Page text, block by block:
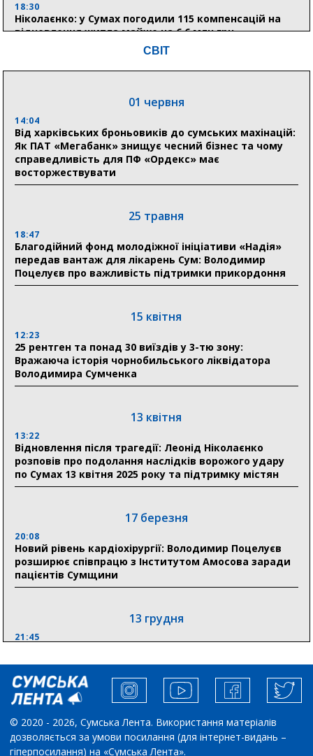
18:30
Ніколаєнко: у Сумах погодили 115 компенсацій на
відновлення житла майже на 6,6 млн грн
31 липня
До 19 400 гривень на паливо: Пенсійний фонд
Сумщини пояснив, як отримати допомогу на зиму
17:52
«Укрексімбанк» припиняє виплату пенсій: у
Пенсійному фонді Сумщини пояснили, що робити
людям
Артем Кобзар вручив родинам 20 полеглих Героїв
відзнаки «Почесного громадянина міста Суми»
30 липня
Сумська клінічна лікарня Святого Пантелеймона
18:33
Олексій Романько долучився до обговорення Плану
стійкості Сумщини з Прем’єр-міністром
Місто посилює міжнародну співпрацю: Суми
отримали 12 потужних станцій для Пунктів обігріву
29 липня
побутову техніку для комфорту пацієнтів
СВІТ
01 червня
14:04
Від харківських броньовиків до сумських махінацій:
Як ПАТ «Мегабанк» знищує чесний бізнес та чому
справедливість для ПФ «Ордекс» має
восторжествувати
25 травня
18:47
Благодійний фонд молодіжної ініціативи «Надія»
передав вантаж для лікарень Сум: Володимир
Поцелуєв про важливість підтримки прикордоння
15 квітня
12:23
25 рентген та понад 30 виїздів у 3-тю зону:
Вражаюча історія чорнобильського ліквідатора
Володимира Сумченка
13 квітня
13:22
Відновлення після трагедії: Леонід Ніколаєнко
розповів про подолання наслідків ворожого удару
по Сумах 13 квітня 2025 року та підтримку містян
17 березня
20:08
Новий рівень кардіохірургії: Володимир Поцелуєв
розширює співпрацю з Інститутом Амосова заради
пацієнтів Сумщини
13 грудня
21:45
збільшити завантаження стратегічних українських
виробників”, – нардеп Максим Гузенко
04 листопада
10:02
Зеленский отреагировал на освобождение Маркива
© 2020 - 2026, Сумська Лента. Використання матеріалів
дозволяється за умови посилання (для інтернет-видань –
гіперпосилання) на «Сумська Лента».